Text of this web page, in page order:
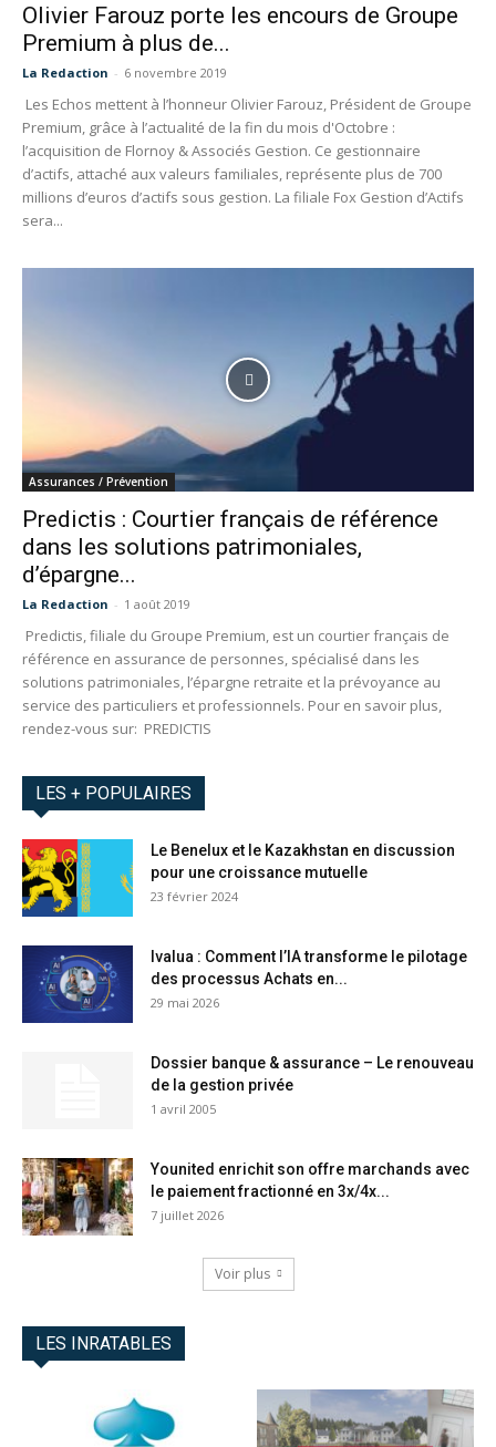
Olivier Farouz porte les encours de Groupe
Premium à plus de...
La Redaction - 6 novembre 2019
Les Echos mettent à l’honneur Olivier Farouz, Président de Groupe
Premium, grâce à l’actualité de la fin du mois d'Octobre :
l’acquisition de Flornoy & Associés Gestion. Ce gestionnaire
d’actifs, attaché aux valeurs familiales, représente plus de 700
millions d’euros d’actifs sous gestion. La filiale Fox Gestion d’Actifs
sera...
Assurances / Prévention
Predictis : Courtier français de référence
dans les solutions patrimoniales,
d’épargne...
La Redaction - 1 août 2019
Predictis, filiale du Groupe Premium, est un courtier français de
référence en assurance de personnes, spécialisé dans les
solutions patrimoniales, l’épargne retraite et la prévoyance au
service des particuliers et professionnels. Pour en savoir plus,
rendez-vous sur: PREDICTIS
LES + POPULAIRES
Le Benelux et le Kazakhstan en discussion
pour une croissance mutuelle
23 février 2024
Ivalua : Comment l’IA transforme le pilotage
des processus Achats en...
29 mai 2026
Dossier banque & assurance – Le renouveau
de la gestion privée
1 avril 2005
Younited enrichit son offre marchands avec
le paiement fractionné en 3x/4x...
7 juillet 2026
Voir plus
LES INRATABLES